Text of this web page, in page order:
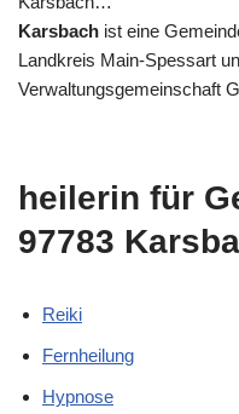
Karsbach ist eine
Landkreis Main-Spessart
Verwaltungsgemeinschaft
heilerin für
97783
Reiki
Fernheilung
Hypnose